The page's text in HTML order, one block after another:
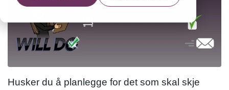
Husker du å planlegge for det som skal skje